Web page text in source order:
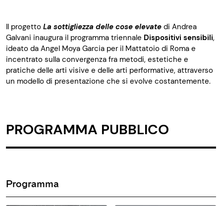
Il progetto La sottigliezza delle cose elevate di Andrea
Galvani inaugura il programma triennale Dispositivi sensibili,
ideato da Angel Moya Garcia per il Mattatoio di Roma e
incentrato sulla convergenza fra metodi, estetiche e
pratiche delle arti visive e delle arti performative, attraverso
un modello di presentazione che si evolve costantemente.
PROGRAMMA PUBBLICO
Programma